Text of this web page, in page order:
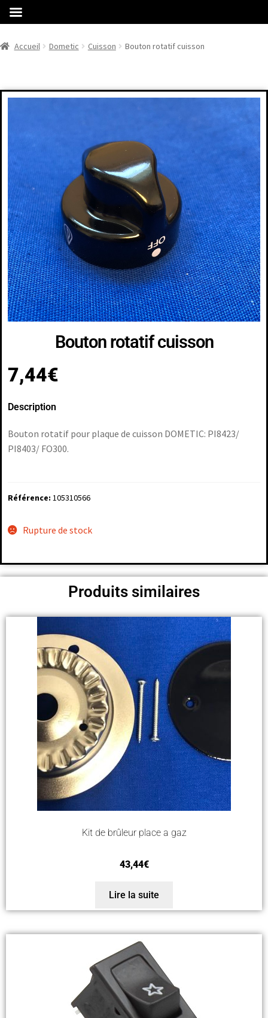
Accueil Dometic Cuisson Bouton rotatif cuisson
Bouton rotatif cuisson
7,44€
Description
Bouton rotatif pour plaque de cuisson DOMETIC: PI8423/
PI8403/ FO300.
Référence: 105310566
Rupture de stock
Produits similaires
Kit de brûleur place a gaz
43,44€
Lire la suite